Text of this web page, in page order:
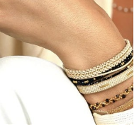
Navulling
Set Lont-
Tote Bag Travel